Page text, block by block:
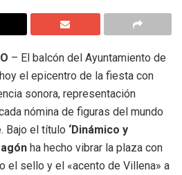
– El balcón del Ayuntamiento de
el epicentro de la fiesta con
sonora, representación
nómina de figuras del mundo
Bajo el título ‘Dinámico y
ha hecho vibrar la plaza con
el sello y el «acento de Villena» a